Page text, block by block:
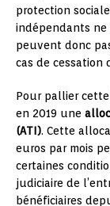
protection
indépendants ne
peuvent donc
cas de cessation
Pour pallier
en 2019 une
(ATI). Cette
euros par mois
certaines
judiciaire de
bénéficiaires